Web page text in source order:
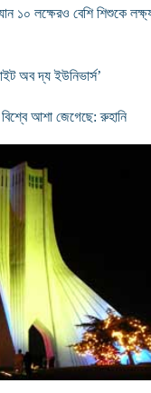
১০ লক্ষেরও বেশি শিশুকে
অব দ্য ইউনিভার্স’
বিশ্বে আশা জেগেছে: রুহানি